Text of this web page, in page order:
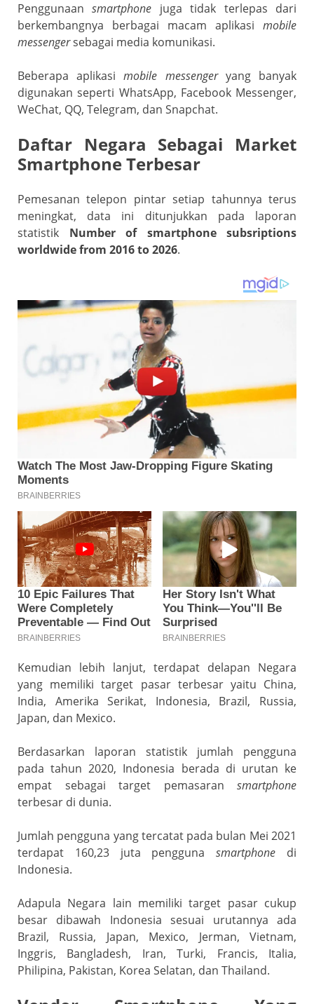
Penggunaansmartphone juga tidak terlepas dari
berkembangnya berbagai macam aplikasi mobile
messengersebagai media komunikasi.
Beberapa aplikasimobile messengeryang banyak
digunakan seperti WhatsApp, Facebook Messenger,
WeChat, QQ, Telegram, dan Snapchat.
Daftar Negara Sebagai Market
Smartphone Terbesar
Pemesanan telepon pintar setiap tahunnya terus
meningkat, data ini ditunjukkan pada laporan
statistik Number of smartphone subsriptions
worldwide from 2016 to 2026.
Kemudian lebih lanjut, terdapat delapan Negara
yang memiliki target pasar terbesar yaitu China,
India, Amerika Serikat, Indonesia, Brazil, Russia,
Japan, dan Mexico.
Berdasarkan laporan statistik jumlah pengguna
pada tahun 2020, Indonesia berada di urutan ke
empat sebagai target pemasaran smartphone
terbesar di dunia.
Jumlah pengguna yang tercatat pada bulan Mei 2021
terdapat 160,23 juta penggunasmartphone di
Indonesia.
Adapula Negara lain memiliki target pasar cukup
besar dibawah Indonesia sesuai urutannya ada
Brazil, Russia, Japan, Mexico, Jerman, Vietnam,
Inggris, Bangladesh, Iran, Turki, Francis, Italia,
Philipina, Pakistan, Korea Selatan, dan Thailand.